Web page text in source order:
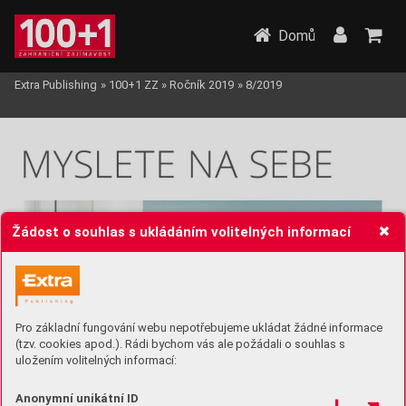
Žádost o souhlas s ukládáním volitelných informací
Pro základní fungování webu nepotřebujeme ukládat žádné informace
(tzv. cookies apod.). Rádi bychom vás ale požádali o souhlas s
uložením volitelných informací:
Anonymní unikátní ID
Domů
Extra Publishing » 100+1 ZZ » Ročník 2019 » 8/2019